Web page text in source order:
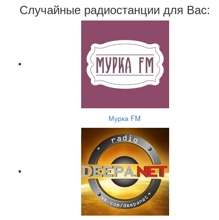
Случайные радиостанции для Вас:
Мурка FM